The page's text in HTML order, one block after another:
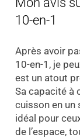
10-en-1
Après avoir
10-en-1, je
est un atout
Sa capacité à
cuisson en un
idéal pour
de l’espace,